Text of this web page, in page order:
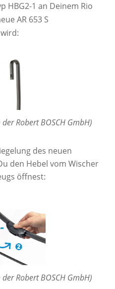
HBG2-1 an Deinem Rio
AR 653 S
Robert BOSCH GmbH)
des neuen
den Hebel vom Wischer
öffnest:
Robert BOSCH GmbH)